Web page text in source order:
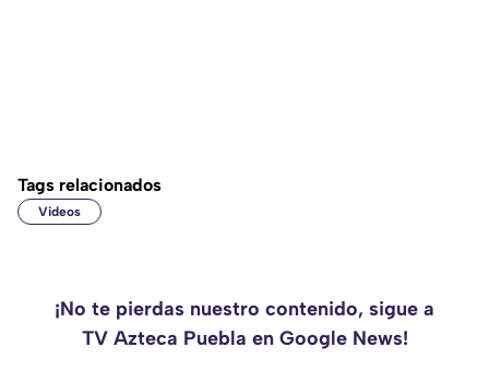
Tags relacionados
Videos
¡No te pierdas nuestro contenido, sigue a
TV Azteca Puebla en Google News!